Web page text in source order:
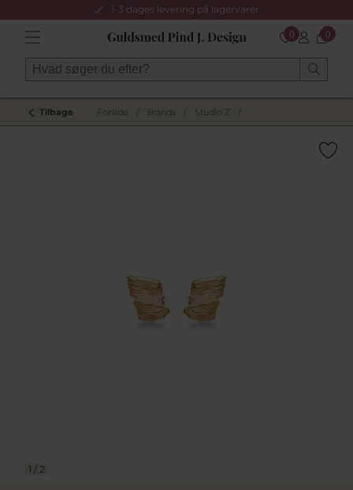
1-3 dages levering på lagervarer
0 0
Tilbage Forside Brands Studio Z
1 / 2